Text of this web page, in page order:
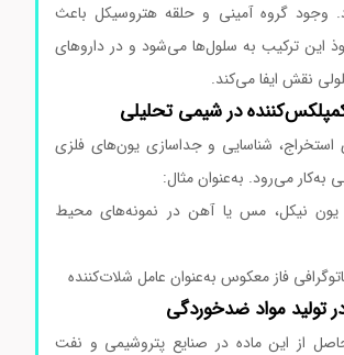
گروه آمینی و حلقه هتروسیکل باعث
این ترکیب به سلول‌ها می‌شود و در داروهای
نقش ایفا می‌کند.
شناسایی و جداسازی یون‌های فلزی
می‌رود. به‌عنوان مثال:
نیکل، مس یا آهن در نمونه‌های محیط
فاز معکوس به‌عنوان عامل شلات‌کننده
از این ماده در صنایع پتروشیمی و نفت